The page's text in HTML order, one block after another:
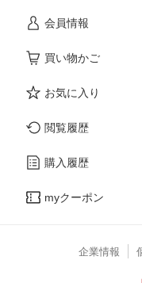
会員情報
買い物かご
お気に入り
閲覧履歴
購入履歴
myクーポン
企業情報